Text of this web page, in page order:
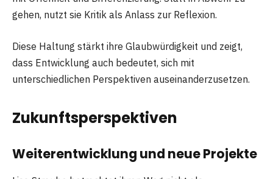
gehen, nutzt sie Kritik als Anlass zur Reflexion.
Diese Haltung stärkt ihre Glaubwürdigkeit und zeigt,
dass Entwicklung auch bedeutet, sich mit
unterschiedlichen Perspektiven auseinanderzusetzen.
Zukunftsperspektiven
Weiterentwicklung und neue Projekte